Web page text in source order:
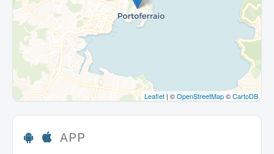
Leaflet | ©OpenStreetMap©CartoDB
APP